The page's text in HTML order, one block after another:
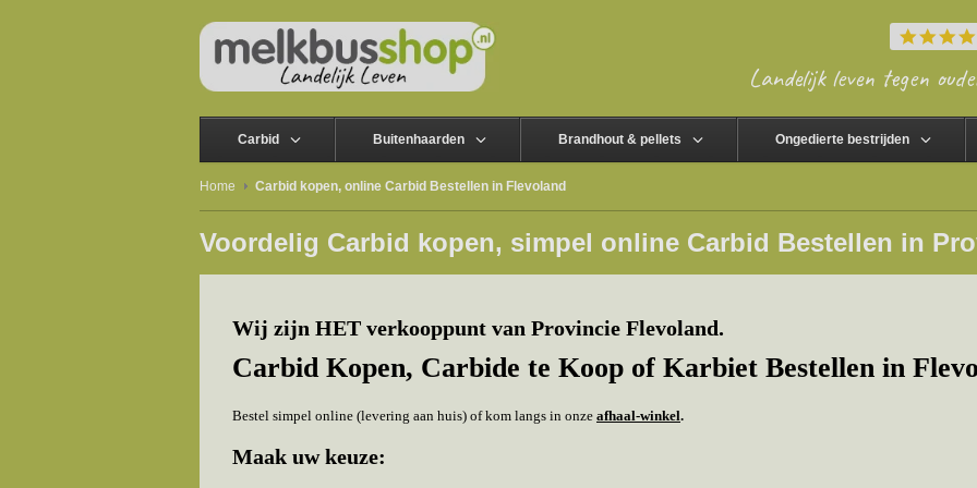
Landelijk leven tegen
Carbid Buitenhaarden Brandhout & pellets Ongedierte bestrijden
Home Carbid kopen, online Carbid Bestellen in Flevoland
Voordelig Carbid kopen, simpel online Carbid Bestellen in
Wij zijn HET verkooppunt van Provincie Flevoland.
Carbid Kopen, Carbide te Koop of Karbiet Bestellen in
Bestel simpel online (levering aan huis) of kom langs in onze afhaal-winkel.
Maak uw keuze: